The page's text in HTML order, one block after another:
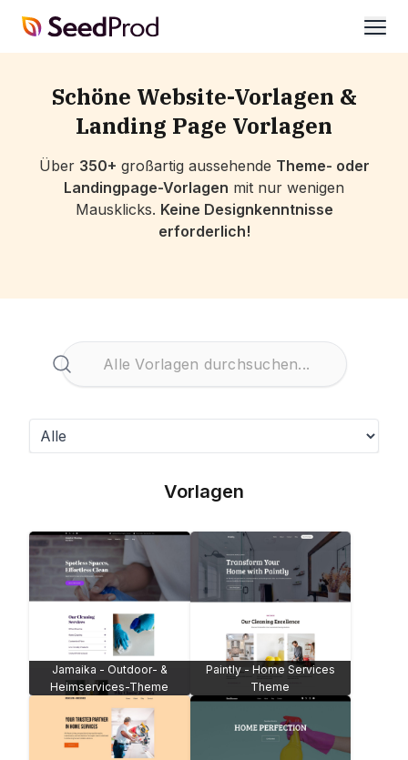
SeedProd
Schöne Website-Vorlagen &
Landing Page Vorlagen
Über 350+ großartig aussehende Theme- oder
Landingpage-Vorlagen mit nur wenigen
Mausklicks. Keine Designkenntnisse
erforderlich!
Vorlagen
Jamaika - Outdoor- &
Heimservices-Theme
Paintly - Home Services
Theme